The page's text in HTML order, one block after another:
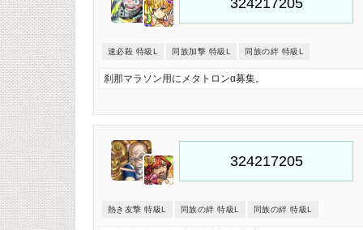
速必殺 特級L 同族加撃 特級L 同族の絆 特級L
刹那マラソン用にメタトロンα募集。
熱き友撃 特級L 同族の絆 特級L 同族の絆 特級L